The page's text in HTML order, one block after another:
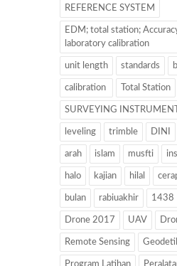
REFERENCE SYSTEM
EDM; total station;
laboratory calibration
unit length standards
calibration Total Station
SURVEYING
leveling trimble DINI
arah islam musfti
halo kajian hilal
bulan rabiuakhir 1438
Drone 2017 UAV
Remote Sensing
Program Latihan